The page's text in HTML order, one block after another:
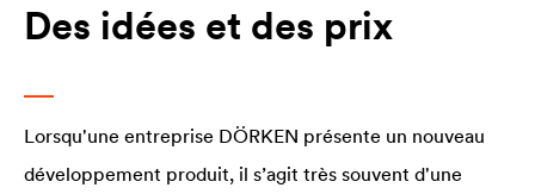
Des idées et des prix
Lorsqu'une entreprise DÖRKEN présente un nouveau
développement produit, il s’agit très souvent d'une